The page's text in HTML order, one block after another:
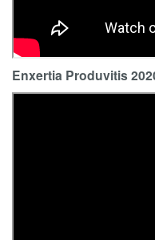
Enxertia Produvitis